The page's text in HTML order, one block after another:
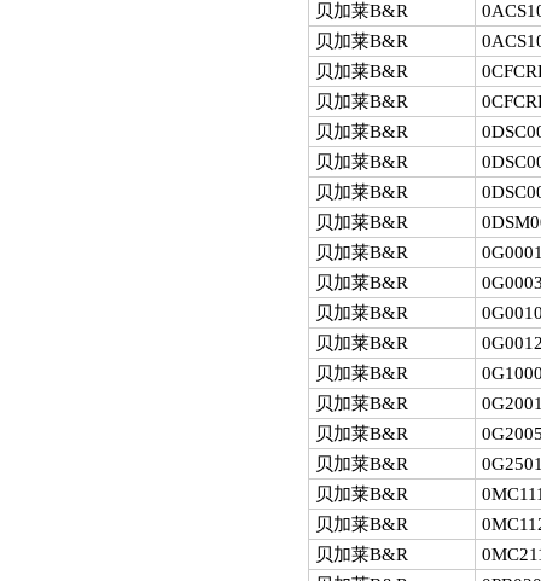
贝加莱B&R
贝加莱B&R
贝加莱B&R
贝加莱B&R
贝加莱B&R
贝加莱B&R
贝加莱B&R
贝加莱B&R
贝加莱B&R
贝加莱B&R
贝加莱B&R
贝加莱B&R
贝加莱B&R
贝加莱B&R
贝加莱B&R
贝加莱B&R
贝加莱B&R
贝加莱B&R
贝加莱B&R